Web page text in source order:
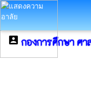
account_box กองการศึกษา ศ